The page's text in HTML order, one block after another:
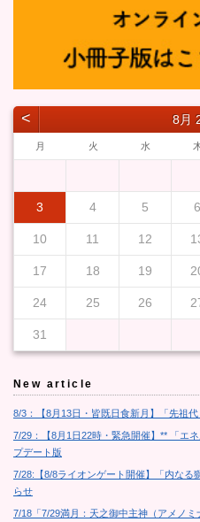
˂ 8月
月 火 水
3 4 5 6
10 11 12
17 18 19
24 25 26
31
New article
8/3：【8月13日・皆既日食新月】「先祖
7/29：【8月1日22時・緊急開催】** 「エ
プデート版
7/28:【8/8ライオンゲート開催】「内なる
らせ
7/18「7/29満月：天之御中主神（アメノ